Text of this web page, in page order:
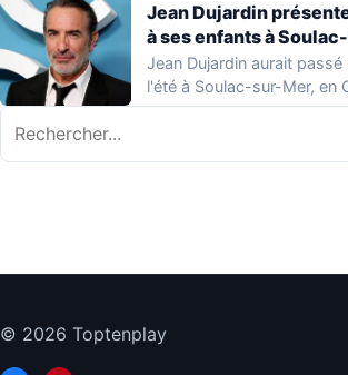
Jean Dujardin
à ses enfants à
Jean Dujardin aurait
l'été à Soulac-sur-Mer, en
compagnie…
© 2026 Toptenplay